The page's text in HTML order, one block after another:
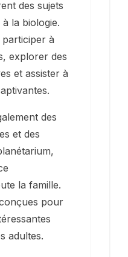
des sujets
la biologie.
à
explorer des
et assister à
des
et des
la famille.
pour
adultes.